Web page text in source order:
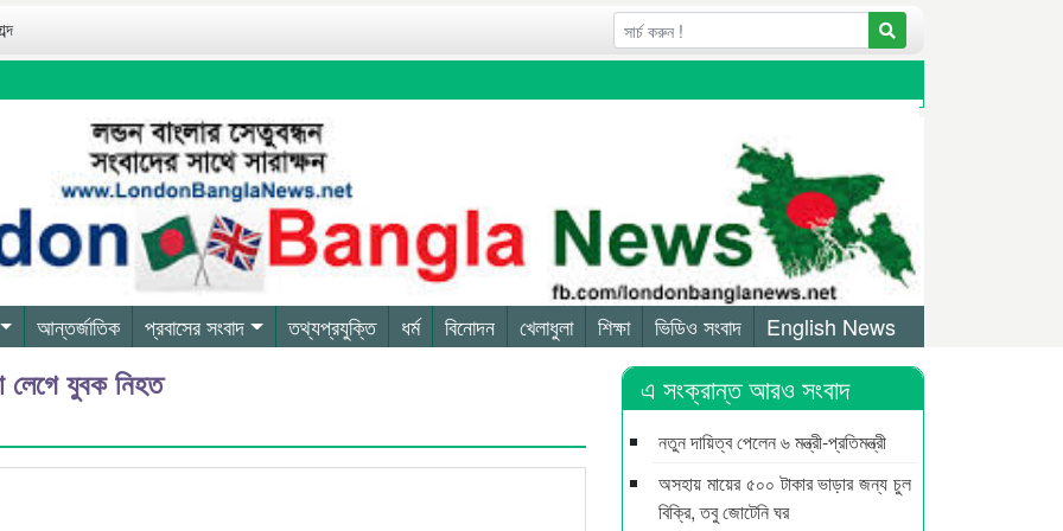
আন্তর্জাতিক প্রবাসের সংবাদ তথ্যপ্রযুক্তি ধর্ম বিনোদন খেলাধুলা শিক্ষা ভিডিও সংবাদ English News
লেগে যুবক নিহত এ সংক্রান্ত আরও সংবাদ
নতুন দায়িত্ব পেলেন ৬ মন্ত্রী-প্রতিমন্ত্রী
অসহায় মায়ের ৫০০ টাকার ভাড়ার জন্য চুল
বিক্রি, তবু জোটেনি ঘর